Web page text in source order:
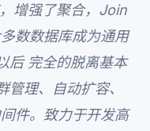
增强了聚合，Join
数数据库成为通用
后 完全的脱离基本
理、自动扩容、
件。致力于开发高